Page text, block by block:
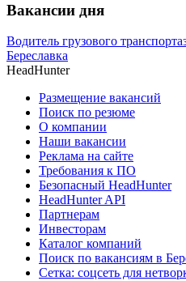
Вакансии дня
Водитель грузового транспорта
Береславка
HeadHunter
Размещение вакансий
Поиск по резюме
О компании
Наши вакансии
Реклама на сайте
Требования к ПО
Безопасный HeadHunter
HeadHunter API
Партнерам
Инвесторам
Каталог компаний
Поиск по вакансиям в
Сетка: соцсеть для